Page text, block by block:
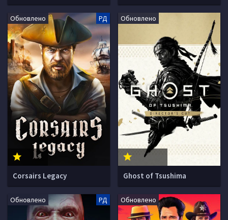
Обновлено РД
Corsairs Legacy
Обновлено
Ghost of Tsushima
Обновлено РД Обновлено